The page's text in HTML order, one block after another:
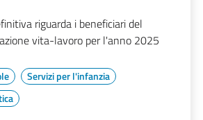
riguarda i beneficiari del
vita-lavoro per l'anno 2025
Servizi per l'infanzia